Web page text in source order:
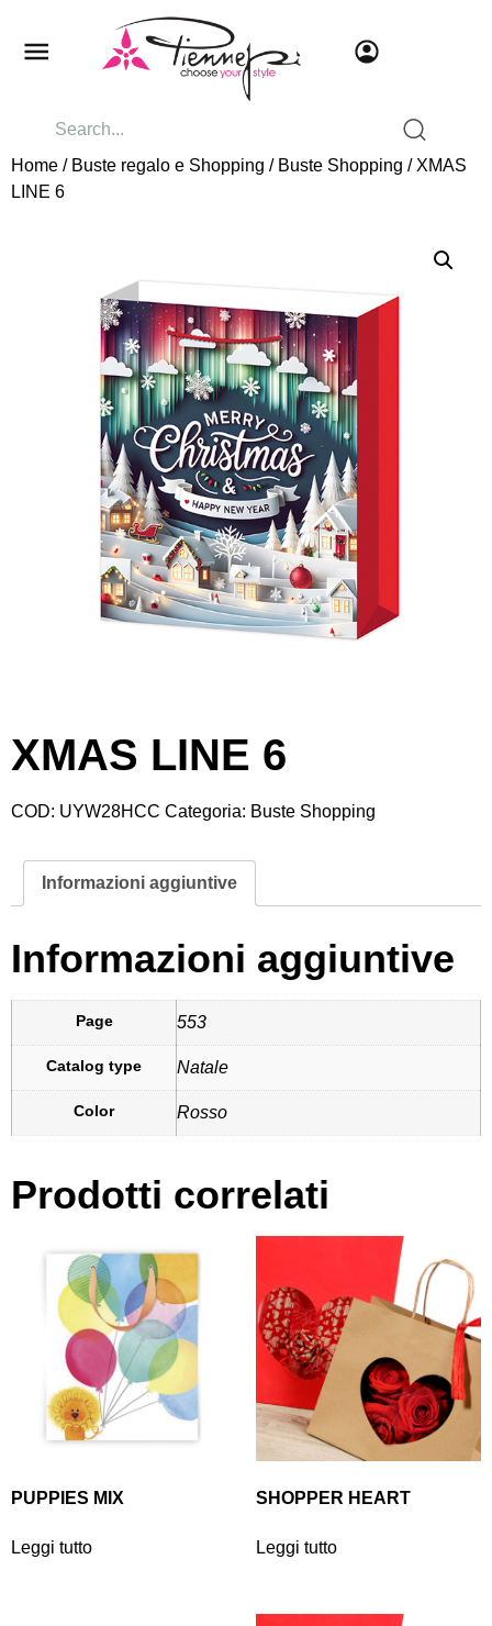
Home / Buste regalo e Shopping / Buste Shopping / XMAS
LINE 6
XMAS LINE 6
COD: UYW28HCC Categoria: Buste Shopping
Informazioni aggiuntive
Informazioni aggiuntive
Page 553
Catalog type Natale
Color Rosso
Prodotti correlati
PUPPIES MIX
Leggi tutto
SHOPPER HEART
Leggi tutto